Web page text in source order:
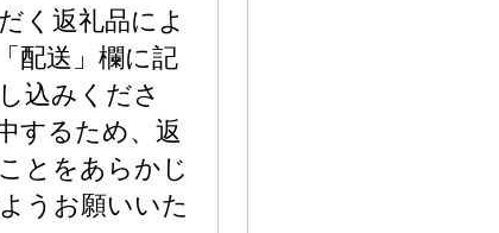
く返礼品によ
配送」欄に記
込みくださ
するため、返
とをあらかじ
うお願いいた